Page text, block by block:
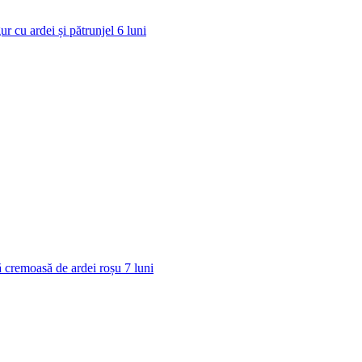
cu ardei și pătrunjel 6 luni
cremoasă de ardei roșu 7 luni